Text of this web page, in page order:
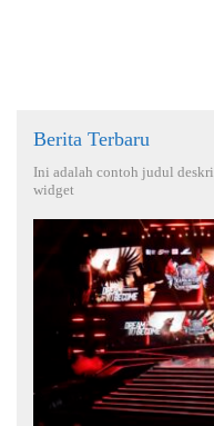
Berita Terbaru
Ini adalah contoh judul
widget